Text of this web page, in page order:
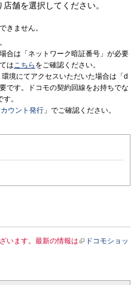
舗を選択してください。
きません。
合は「ネットワーク暗証番号」が必要
はこちら をご確認ください。
境にてアクセスいただいた場合は「d
です。ドコモの契約回線をお持ちでな
。
ウント発行 」でご確認ください。
います。最新の情報は
ドコモショッ